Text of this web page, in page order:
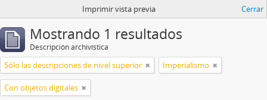
Imprimir vista previa Cerrar
Mostrando 1 resultados
Descripción archivística
Sólo las descripciones de nivel superior Imperialismo
Con objetos digitales